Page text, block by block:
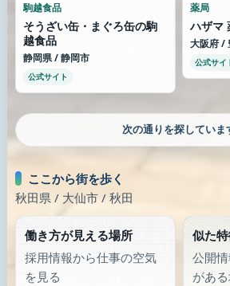
ここから街を歩く
秋田県 / 大仙市 / 秋田
働き方が見える場所
採用情報から仕事の空気
を見る
似た
公開
があ
駒越食品
そうざい缶・まぐろ缶の駒
越食品
静岡県 / 静岡市
公式サイト
薬局
ハザマ
大阪府 /
公式サイ
次の通りを探していま